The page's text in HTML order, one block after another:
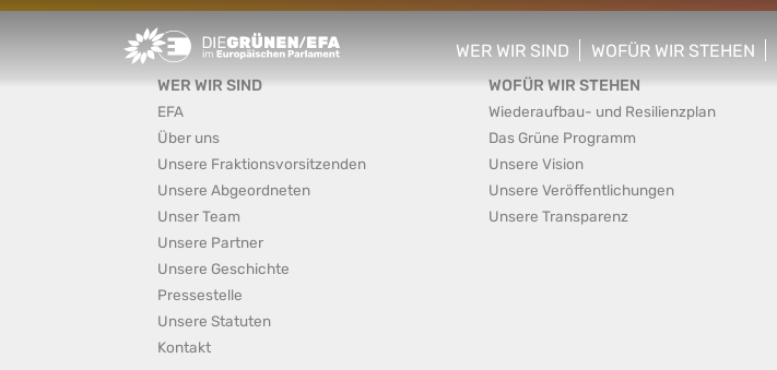
Greens/EFA Home
WER WIR SIND
show/hide sub menu
WOFÜR WIR STEHEN
show/hide sub menu
WER WIR SIND
EFA
Über uns
Unsere Fraktionsvorsitzenden
Unsere Abgeordneten
Unser Team
Unsere Partner
Unsere Geschichte
Pressestelle
Unsere Statuten
Kontakt
WOFÜR WIR STEHEN
Wiederaufbau- und Resilienzplan
Das Grüne Programm
Unsere Vision
Unsere Veröffentlichungen
Unsere Transparenz